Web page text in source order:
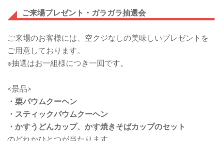
ご来場プレゼント・ガラガラ抽選会
ご来場のお客様には、空クジなしの美味しいプレゼントを
ご用意しております。
※抽選はお一組様につき一回です。
<景品>
・ 栗バウムクーヘン
・ スティックバウムクーヘン
・ かすうどんカップ、かす焼きそばカップのセット
のどれかひとつが当たります。